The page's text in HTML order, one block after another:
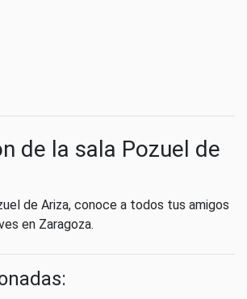
de la sala Pozuel de
de Ariza, conoce a todos tus amigos
en Zaragoza.